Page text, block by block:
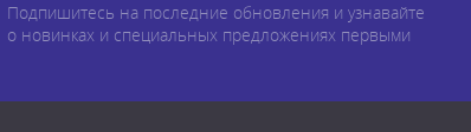
Подпишитесь на последние обновления и узнавайте
о новинках и специальных предложениях первыми